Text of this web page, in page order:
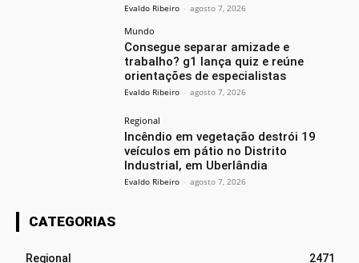
Evaldo Ribeiro - agosto 7, 2026
Mundo
Consegue separar amizade e
trabalho? g1 lança quiz e reúne
orientações de especialistas
Evaldo Ribeiro - agosto 7, 2026
Regional
Incêndio em vegetação destrói 19
veículos em pátio no Distrito
Industrial, em Uberlândia
Evaldo Ribeiro - agosto 7, 2026
CATEGORIAS
Regional 2471